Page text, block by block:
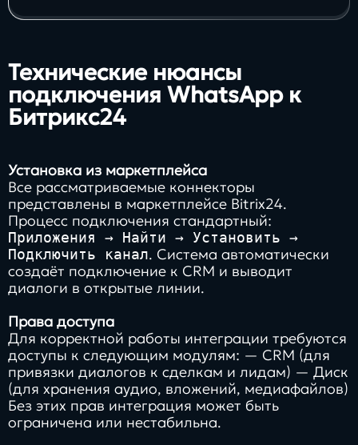
Технические нюансы
подключения WhatsApp к
Битрикс24
Установка из маркетплейса
Все рассматриваемые коннекторы
представлены в маркетплейсе Bitrix24.
Процесс подключения стандартный:
Приложения → Найти → Установить →
Подключить канал. Система автоматически
создаёт подключение к CRM и выводит
диалоги в открытые линии.
Права доступа
Для корректной работы интеграции требуются
доступы к следующим модулям: — CRM (для
привязки диалогов к сделкам и лидам) — Диск
(для хранения аудио, вложений, медиафайлов)
Без этих прав интеграция может быть
ограничена или нестабильна.